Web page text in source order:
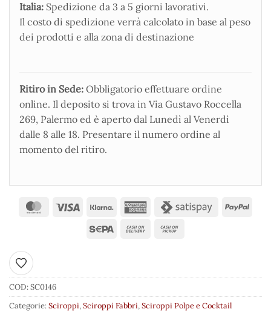
Italia: Spedizione da 3 a 5 giorni lavorativi.
Il costo di spedizione verrà calcolato in base al peso
dei prodotti e alla zona di destinazione
Ritiro in Sede: Obbligatorio effettuare ordine
online. Il deposito si trova in Via Gustavo Roccella
269, Palermo ed è aperto dal Lunedì al Venerdì
dalle 8 alle 18. Presentare il numero ordine al
momento del ritiro.
Aggiungi ai preferiti
COD:SC0146
Categorie:Sciroppi,Sciroppi Fabbri,Sciroppi Polpe e Cocktail